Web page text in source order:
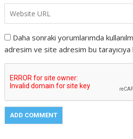
Daha sonraki yorumlarımda
adresim ve site adresim bu tarayıcıya